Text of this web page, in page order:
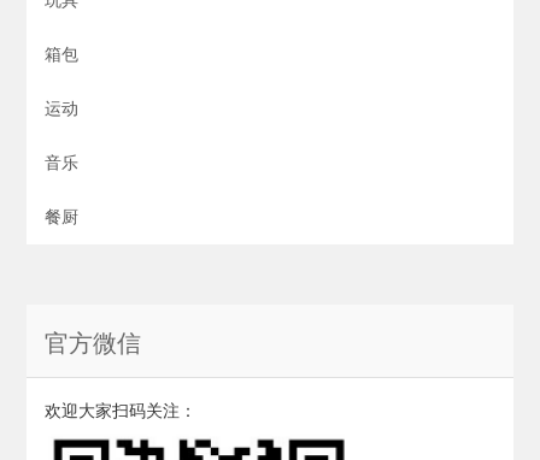
箱包
运动
音乐
餐厨
官方微信
欢迎大家扫码关注：